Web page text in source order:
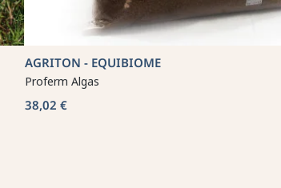
AGRITON - EQUIBIOME
Proferm Algas
38,02 €